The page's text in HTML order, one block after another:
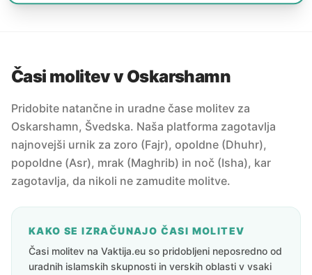
Časi molitev v Oskarshamn
Pridobite natančne in uradne čase molitev za
Oskarshamn, Švedska. Naša platforma zagotavlja
najnovejši urnik za zoro (Fajr), opoldne (Dhuhr),
popoldne (Asr), mrak (Maghrib) in noč (Isha), kar
zagotavlja, da nikoli ne zamudite molitve.
KAKO SE IZRAČUNAJO ČASI MOLITEV
Časi molitev na Vaktija.eu so pridobljeni neposredno od
uradnih islamskih skupnosti in verskih oblasti v vsaki